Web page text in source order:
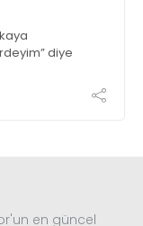
diye
en güncel